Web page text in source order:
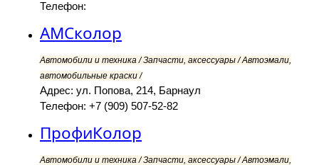
Телефон:
АМСколор
Автомобили и техника / Запчасти, аксессуары / Автоэмали,
автомобильные краски /
Адрес: ул. Попова, 214, Барнаул
Телефон: +7 (909) 507-52-82
ПрофиКолор
Автомобили и техника / Запчасти, аксессуары / Автоэмали,